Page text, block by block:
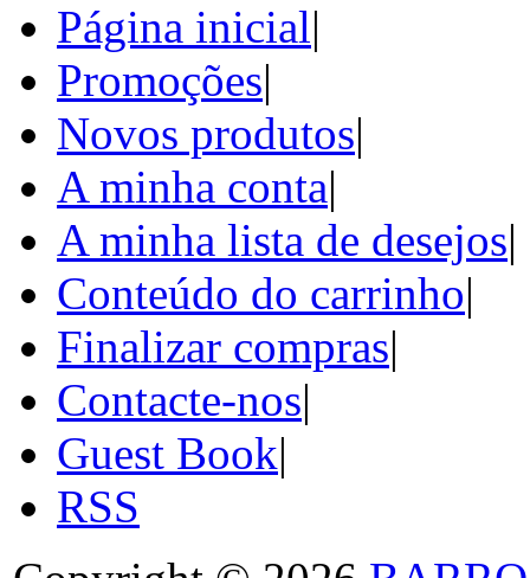
Página inicial|
Promoções|
Novos produtos|
A minha conta|
A minha lista de desejos|
Conteúdo do carrinho|
Finalizar compras|
Contacte-nos|
Guest Book|
RSS